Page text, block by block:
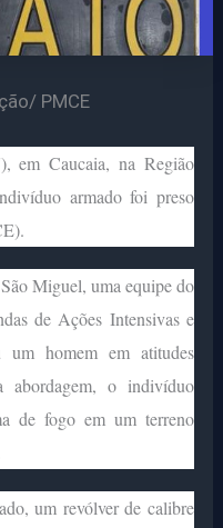
PMCE
em Caucaia, na Região
armado foi preso
Miguel, uma equipe do
de Ações Intensivas e
um homem em atitudes
abordagem, o indivíduo
de fogo em um terreno
um revólver de calibre